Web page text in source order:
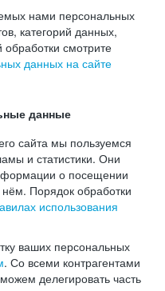
нами персональных
категорий данных,
смотрите
данных на сайте
данные
сайта мы пользуемся
и статистики. Они
о посещении
Порядок обработки
использования
ваших персональных
. Со всеми контрагентами
делегировать часть